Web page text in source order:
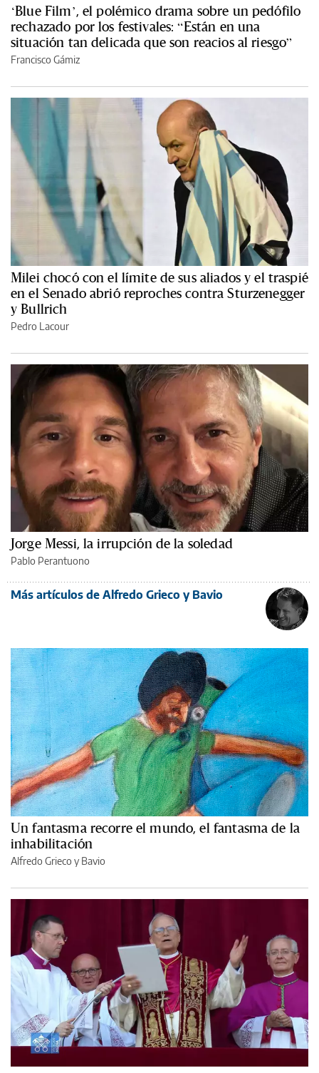
‘Blue Film’, el polémico drama sobre un pedófilo
rechazado por los festivales: “Están en una
situación tan delicada que son reacios al riesgo”
Francisco Gámiz
Milei chocó con el límite de sus aliados y el traspié
en el Senado abrió reproches contra Sturzenegger
y Bullrich
Pedro Lacour
Jorge Messi, la irrupción de la soledad
Pablo Perantuono
Más artículos de Alfredo Grieco y Bavio
Un fantasma recorre el mundo, el fantasma de la
inhabilitación
Alfredo Grieco y Bavio